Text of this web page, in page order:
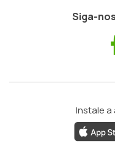
Siga-
Instale